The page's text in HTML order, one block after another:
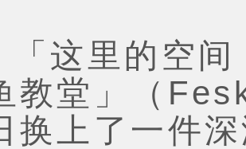
里的空间，
教堂」（
换上了一件